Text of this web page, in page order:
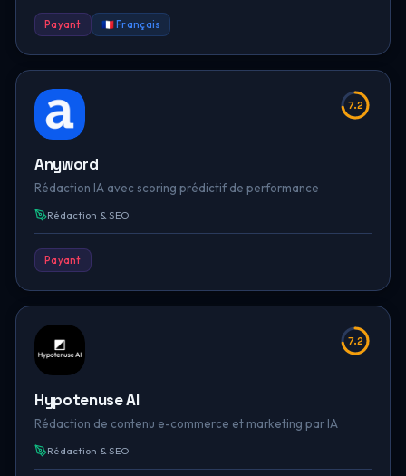
Payant 🇫🇷 Français
7.2
Anyword
Rédaction IA avec scoring prédictif de performance
Rédaction & SEO
Payant
7.2
Hypotenuse AI
Rédaction de contenu e-commerce et marketing par IA
Rédaction & SEO